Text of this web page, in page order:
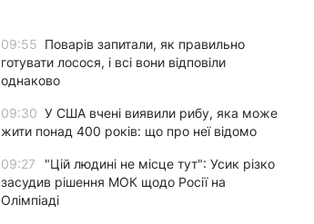
09:55 Поварів запитали, як правильно
готувати лосося, і всі вони відповіли
однаково
09:30 У США вчені виявили рибу, яка може
жити понад 400 років: що про неї відомо
09:27
"Цій людині не місце тут": Усик різко
засудив рішення МОК щодо Росії на
Олімпіаді